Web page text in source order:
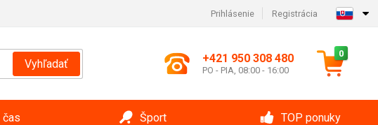
Prihlásenie Registrácia
Vyhľadať +421 950 308 480
PO - PIA, 08:00 - 16:00
0
čas Šport TOP ponuky